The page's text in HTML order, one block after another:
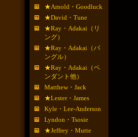
★Arnold・Goodluck
★David・Tune
★Ray・Adakai（リ
ング）
★Ray・Adakai（バ
ングル）
★Ray・Adakai（ペ
ンダント他）
Matthew・Jack
★Lester・James
Kyle・Lee-Anderson
Lyndon・Tsosie
★Jeffrey・Mutte